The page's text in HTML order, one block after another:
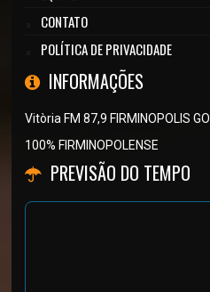
CONTATO
POLÍTICA DE PRIVACIDADE
INFORMAÇÕES
Vitòria FM 87,9 FIRMINOPOLIS GO
100% FIRMINOPOLENSE
PREVISÃO DO TEMPO